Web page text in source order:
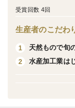
ボイルサザエ
商品の裏に記載さ
受賞回数 4回
生産者のこだわ
1
天然もので旬
2
水産加工業は